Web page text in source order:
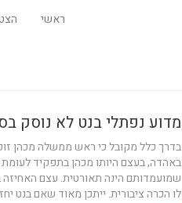
ראשי
מדוע נפתלי בנט לא נוסק
בדרך כלל מקובל כי ראש ממשלה מכהן
באהדה, בעצם היותו מכהן בתפקיד
שמועמדותם הינה תאורטית. עצם
לו הכרה ציבורית. ייתכן מאוד שאם בנט